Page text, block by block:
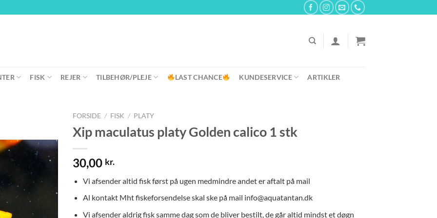
FISK REJER TILBEHØR/PLEJE LAST CHANCE KUNDESERVICE ARTIKLER
FORSIDE / FISK / PLATY
Xip maculatus platy Golden calico 1 stk
30,00 kr.
Vi afsender altid fisk først på ugen medmindre andet er aftalt på mail
Al kontakt Mht fiskeforsendelse skal ske på mail info@aquatantan.dk
Vi afsender aldrig fisk samme dag som de bliver bestilt, de går altid mindst et døgn